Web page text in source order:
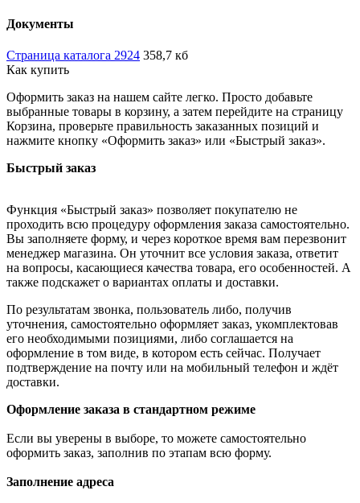
Документы
Страница каталога 2924 358,7 кб
Как купить
Оформить заказ на нашем сайте легко. Просто добавьте
выбранные товары в корзину, а затем перейдите на страницу
Корзина, проверьте правильность заказанных позиций и
нажмите кнопку «Оформить заказ» или «Быстрый заказ».
Быстрый заказ
Функция «Быстрый заказ» позволяет покупателю не
проходить всю процедуру оформления заказа самостоятельно.
Вы заполняете форму, и через короткое время вам перезвонит
менеджер магазина. Он уточнит все условия заказа, ответит
на вопросы, касающиеся качества товара, его особенностей. А
также подскажет о вариантах оплаты и доставки.
По результатам звонка, пользователь либо, получив
уточнения, самостоятельно оформляет заказ, укомплектовав
его необходимыми позициями, либо соглашается на
оформление в том виде, в котором есть сейчас. Получает
подтверждение на почту или на мобильный телефон и ждёт
доставки.
Оформление заказа в стандартном режиме
Если вы уверены в выборе, то можете самостоятельно
оформить заказ, заполнив по этапам всю форму.
Заполнение адреса